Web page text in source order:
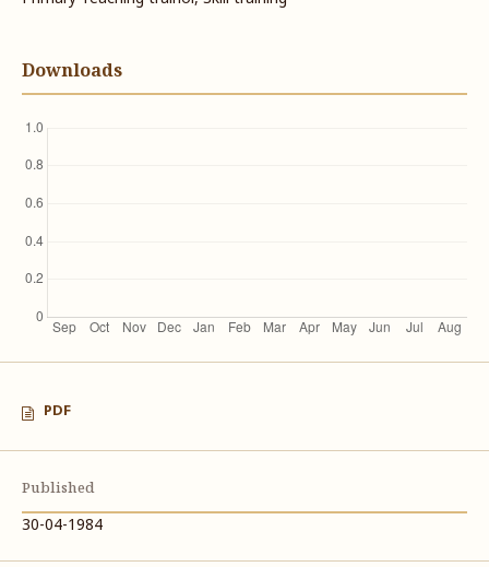
Downloads
PDF
Published
30-04-1984